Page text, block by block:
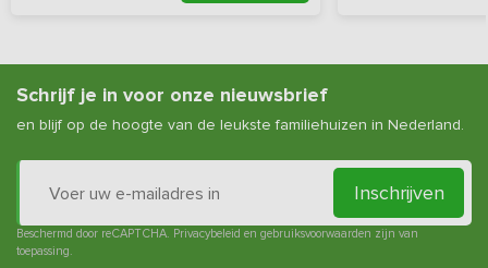
Schrijf je in voor onze nieuwsbrief
en blijf op de hoogte van de leukste familiehuizen in Nederland.
Inschrijven
Beschermd door reCAPTCHA. Privacybeleid en gebruiksvoorwaarden zijn van
toepassing.